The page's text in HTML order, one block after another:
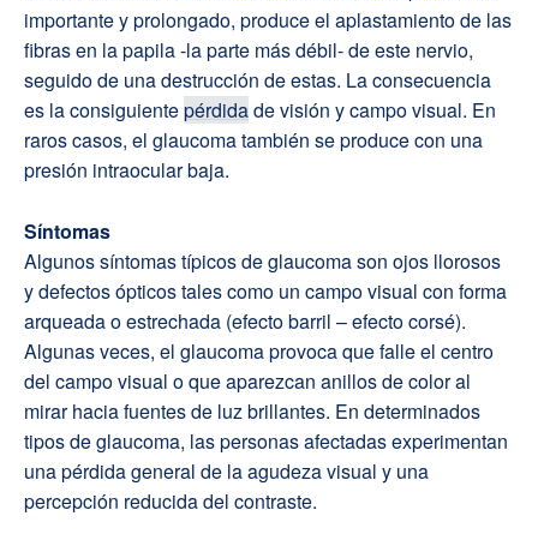
importante y prolongado, produce el aplastamiento de las
fibras en la papila -la parte más débil- de este nervio,
seguido de una destrucción de estas. La consecuencia
es la consiguientepérdidade visión y campo visual. En
raros casos, el glaucoma también se produce con una
presión intraocular baja.
Síntomas
Algunos síntomas típicos de glaucoma son ojos llorosos
y defectos ópticos tales como un campo visual con forma
arqueada o estrechada (efecto barril – efecto corsé).
Algunas veces, el glaucoma provoca que falle el centro
del campo visual o que aparezcan anillos de color al
mirar hacia fuentes de luz brillantes. En determinados
tipos de glaucoma, las personas afectadas experimentan
una pérdida general de la agudeza visual y una
percepción reducida del contraste.